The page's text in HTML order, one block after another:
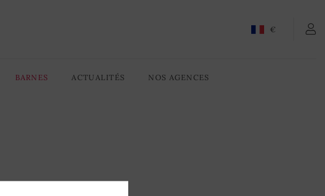
€
BARNES ACTUALITÉS NOS AGENCES